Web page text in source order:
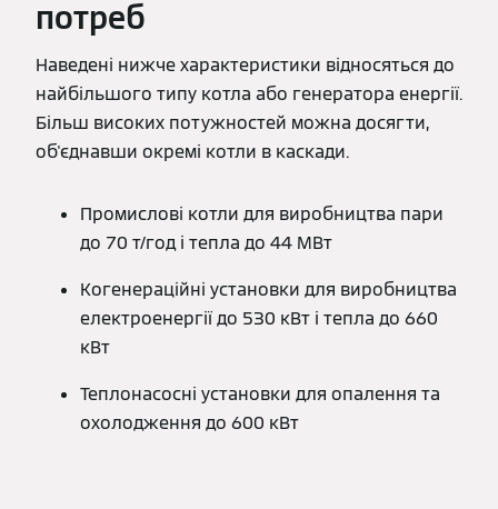
потреб
Наведені нижче характеристики відносяться до
найбільшого типу котла або генератора енергії.
Більш високих потужностей можна досягти,
об'єднавши окремі котли в каскади.
Промислові котли для виробництва пари
до 70 т/год і тепла до 44 МВт
Когенераційні установки для виробництва
електроенергії до 530 кВт і тепла до 660
кВт
Теплонасосні установки для опалення та
охолодження до 600 кВт